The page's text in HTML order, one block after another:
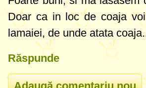
Doar ca in loc de coaja
lamaiei, de unde atata
Răspunde